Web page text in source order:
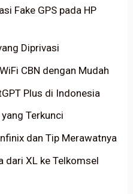
Fake GPS pada HP
Diprivasi
CBN dengan Mudah
Plus di Indonesia
Terkunci
dan Tip Merawatnya
dari XL ke Telkomsel